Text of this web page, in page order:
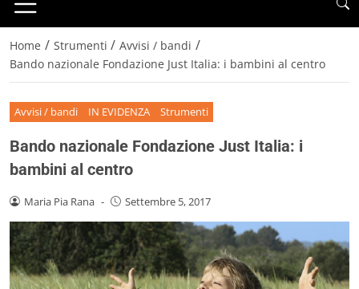
Home / Strumenti / Avvisi / bandi /
Bando nazionale Fondazione Just Italia: i bambini al centro
Avvisi / bandi IN EVIDENZA Strumenti
Bando nazionale Fondazione Just Italia: i
bambini al centro
Maria Pia Rana - Settembre 5, 2017